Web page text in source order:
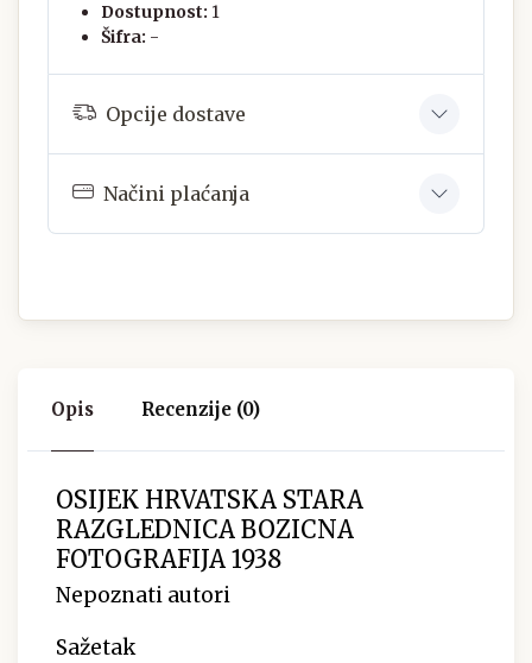
Dostupnost: 1
Šifra: -
Opcije dostave
Načini plaćanja
Opis Recenzije (0)
OSIJEK HRVATSKA STARA
RAZGLEDNICA BOZICNA
FOTOGRAFIJA 1938
Nepoznati autori
Sažetak